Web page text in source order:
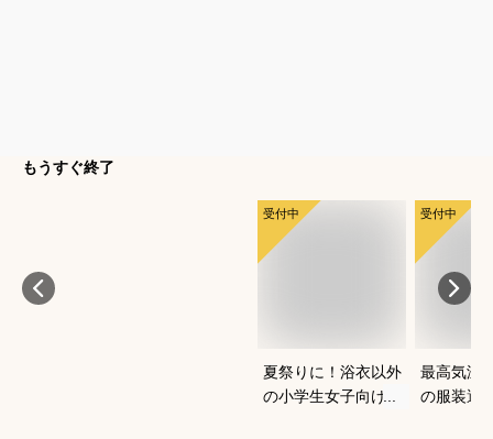
もうすぐ終了
受付中
夏祭りに！浴衣以外
の小学生女子向け服
受付中
最高気温
の服装選